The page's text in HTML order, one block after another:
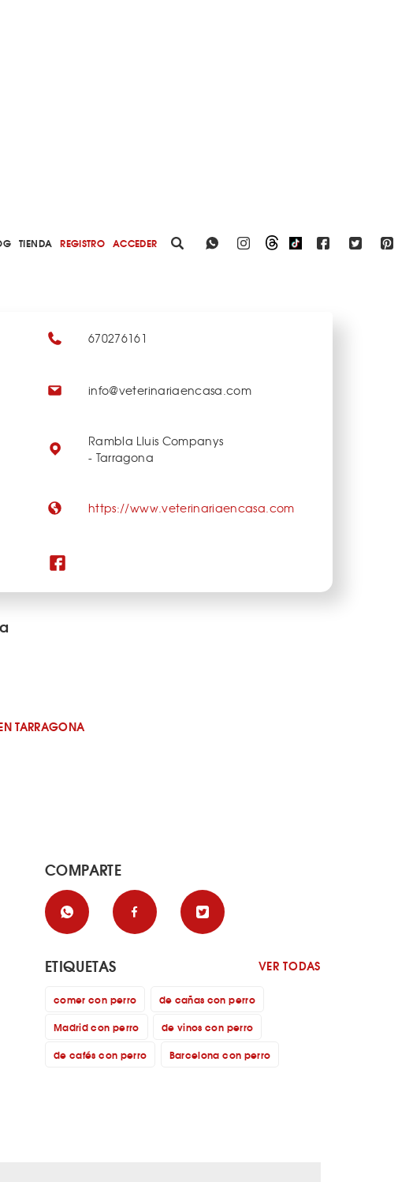
TIENDA REGISTRO ACCEDER
670276161
info@veterinariaencasa.com
Rambla Lluis Companys
- Tarragona
https://www.veterinariaencasa.com
TARRAGONA
COMPARTE
ETIQUETAS VER TODAS
comer con perro
de cañas con perro
Madrid con perro
de vinos con perro
de cafés con perro
Barcelona con perro